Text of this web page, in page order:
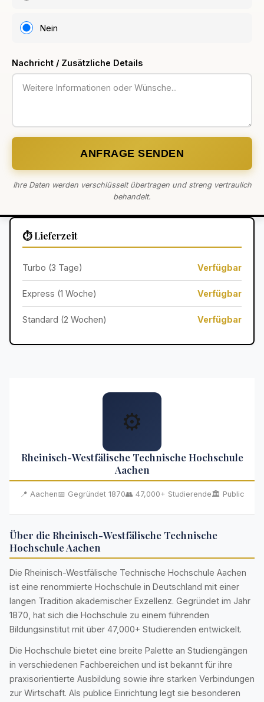
Nein
Nachricht / Zusätzliche Details
ANFRAGE SENDEN
Ihre Daten werden verschlüsselt übertragen und streng vertraulich
behandelt.
⏱️ Lieferzeit
Turbo (3 Tage) Verfügbar
Express (1 Woche) Verfügbar
Standard (2 Wochen) Verfügbar
⚙️
Rheinisch-Westfälische Technische Hochschule
Aachen
📍 Aachen📅 Gegründet 1870👥 47,000+ Studierende🏛️ Public
Über die Rheinisch-Westfälische Technische
Hochschule Aachen
Die Rheinisch-Westfälische Technische Hochschule Aachen
ist eine renommierte Hochschule in Deutschland mit einer
langen Tradition akademischer Exzellenz. Gegründet im Jahr
1870, hat sich die Hochschule zu einem führenden
Bildungsinstitut mit über 47,000+ Studierenden entwickelt.
Die Hochschule bietet eine breite Palette an Studiengängen
in verschiedenen Fachbereichen und ist bekannt für ihre
praxisorientierte Ausbildung sowie ihre starken Verbindungen
zur Wirtschaft. Als publice Einrichtung legt sie besonderen